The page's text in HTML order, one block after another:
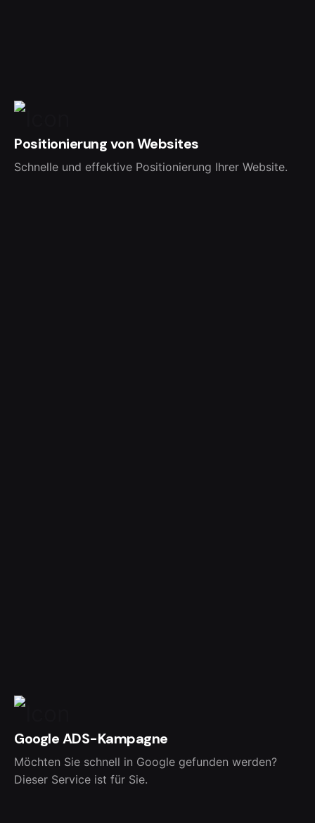
Positionierung von Websites
Schnelle und effektive Positionierung Ihrer Website.
Google ADS-Kampagne
Möchten Sie schnell in Google gefunden werden?
Dieser Service ist für Sie.